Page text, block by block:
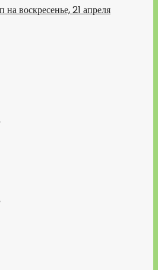
воскресенье, 21 апреля